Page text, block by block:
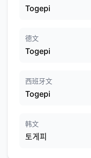
Togepi
德文
Togepi
西班牙文
Togepi
韩文
토게피